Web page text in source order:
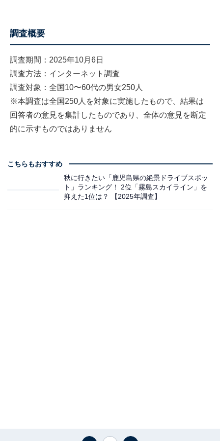
調査概要
調査期間：2025年10月6日
調査方法：インターネット調査
調査対象：全国10〜60代の男女250人
※本調査は全国250人を対象に実施したもので、結果は
回答者の意見を集計したものであり、全体の意見を断定
的に示すものではありません
こちらもおすすめ
秋に行きたい「鹿児島県の絶景ドライブスポッ
ト」ランキング！ 2位「霧島スカイライン」を
抑えた1位は？ 【2025年調査】